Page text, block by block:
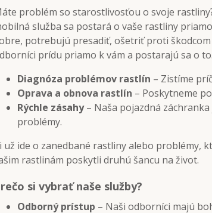
problém so starostlivosťou o svoje
služba sa postará o vaše rastliny
potrebujú presadiť, ošetriť proti
prídu priamo k vám a postarajú sa o to.
Diagnóza problémov rastlín – Zistíme
Oprava a obnova rastlín – Poskytneme
Rýchle zásahy– Naša pojazdná
problémy.
už ide o zanedbané rastliny alebo problémy,
rastlinám poskytli druhú šancu na život.
si vybrať naše služby?
Odborný prístup – Naši odborníci majú